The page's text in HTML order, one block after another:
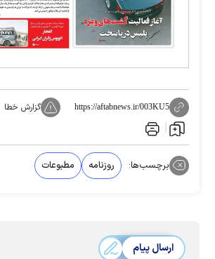
https://aftabnews.ir/003KU5 گزارش خطا
برچسب‌ها: روزنامه‌ مطبوعات
ارسال پیام